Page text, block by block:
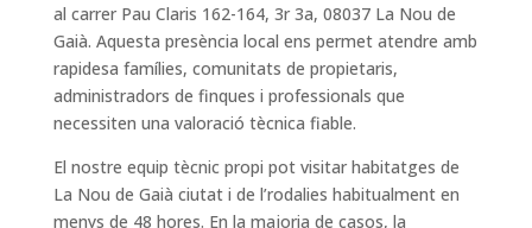
al carrer Pau Claris 162-164, 3r 3a, 08037 La Nou de
Gaià. Aquesta presència local ens permet atendre amb
rapidesa famílies, comunitats de propietaris,
administradors de finques i professionals que
necessiten una valoració tècnica fiable.
El nostre equip tècnic propi pot visitar habitatges de
La Nou de Gaià ciutat i de l’rodalies habitualment en
menys de 48 hores. En la majoria de casos, la